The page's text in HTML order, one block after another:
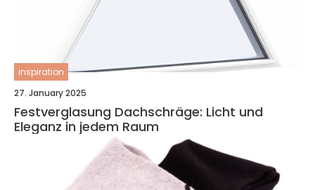
inspiration
27. January 2025
Festverglasung Dachschräge: Licht und
Eleganz in jedem Raum